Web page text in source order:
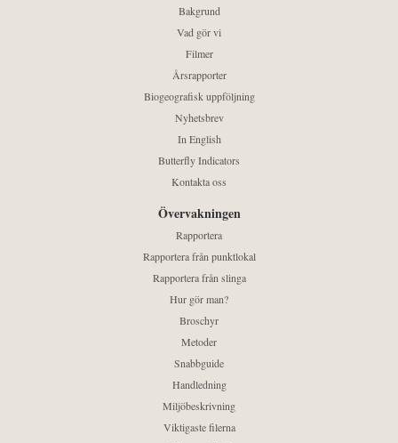
Bakgrund
Vad gör vi
Filmer
Årsrapporter
Biogeografisk uppföljning
Nyhetsbrev
In English
Butterfly Indicators
Kontakta oss
Övervakningen
Rapportera
Rapportera från punktlokal
Rapportera från slinga
Hur gör man?
Broschyr
Metoder
Snabbguide
Handledning
Miljöbeskrivning
Viktigaste filerna